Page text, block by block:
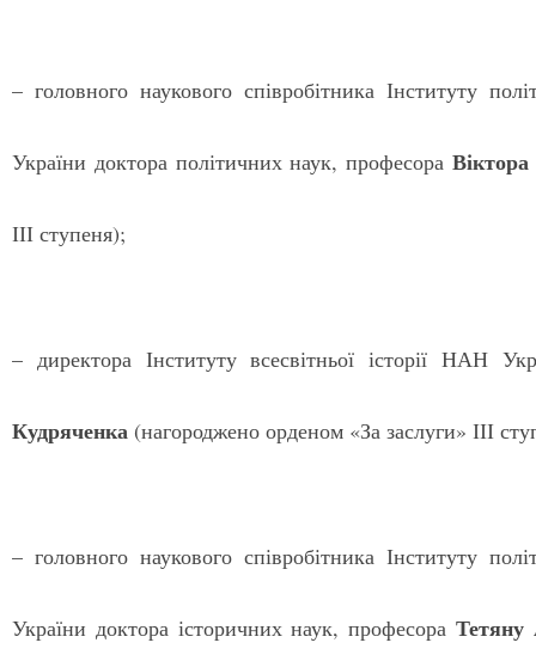
– головного наукового співробітника Інституту
України доктора політичних наук, професора
ІІІ ступеня);
– директора Інституту всесвітньої історії НАН
Кудряченка (нагороджено орденом «За заслуги» ІІІ
– головного наукового співробітника Інституту
України доктора історичних наук, професора Тетяну